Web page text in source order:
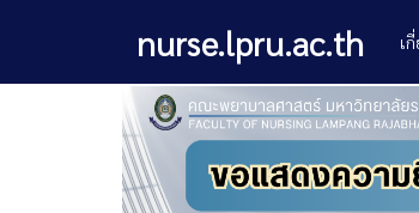
nurse.lpru.ac.th เ